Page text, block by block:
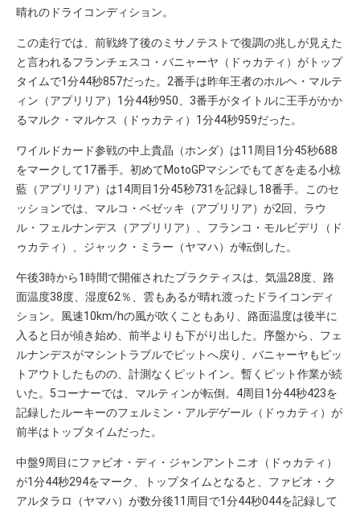
晴れのドライコンディション。
この走行では、前戦終了後のミサノテストで復調の兆しが見えた
と言われるフランチェスコ・バニャーヤ（ドゥカティ）がトップ
タイムで1分44秒857だった。2番手は昨年王者のホルヘ・マルテ
ィン（アプリリア）1分44秒950、3番手がタイトルに王手がかか
るマルク・マルケス（ドゥカティ）1分44秒959だった。
ワイルドカード参戦の中上貴晶（ホンダ）は11周目1分45秒688
をマークして17番手。初めてMotoGPマシンでもてぎを走る小椋
藍（アプリリア）は14周目1分45秒731を記録し18番手。このセ
ッションでは、マルコ・ベゼッキ（アプリリア）が2回、ラウ
ル・フェルナンデス（アプリリア）、フランコ・モルビデリ（ド
ゥカティ）、ジャック・ミラー（ヤマハ）が転倒した。
午後3時から1時間で開催されたプラクティスは、気温28度、路
面温度38度、湿度62％、雲もあるが晴れ渡ったドライコンディ
ション。風速10km/hの風が吹くこともあり、路面温度は後半に
入ると日が傾き始め、前半よりも下がり出した。序盤から、フェ
ルナンデスがマシントラブルでピットへ戻り、バニャーヤもピッ
トアウトしたものの、計測なくピットイン。暫くピット作業が続
いた。5コーナーでは、マルティンが転倒。4周目1分44秒423を
記録したルーキーのフェルミン・アルデゲール（ドゥカティ）が
前半はトップタイムだった。
中盤9周目にファビオ・ディ・ジャンアントニオ（ドゥカティ）
が1分44秒294をマーク、トップタイムとなると、ファビオ・ク
アルタラロ（ヤマハ）が数分後11周目で1分44秒044を記録して